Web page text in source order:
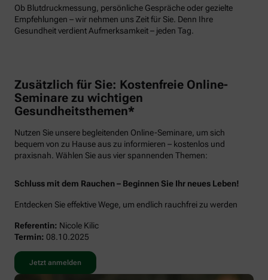
Ob Blutdruckmessung, persönliche Gespräche oder gezielte
Empfehlungen – wir nehmen uns Zeit für Sie. Denn Ihre
Gesundheit verdient Aufmerksamkeit – jeden Tag.
Zusätzlich für Sie: Kostenfreie Online-
Seminare zu wichtigen
Gesundheitsthemen*
Nutzen Sie unsere begleitenden Online-Seminare, um sich
bequem von zu Hause aus zu informieren – kostenlos und
praxisnah. Wählen Sie aus vier spannenden Themen:
Schluss mit dem Rauchen – Beginnen Sie Ihr neues Leben!
Entdecken Sie effektive Wege, um endlich rauchfrei zu werden
Referentin: Nicole Kilic
Termin: 08.10.2025
Jetzt anmelden